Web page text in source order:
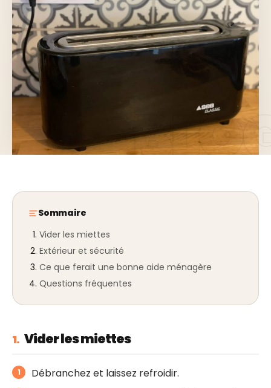
Sommaire
Vider les miettes
Extérieur et sécurité
Ce que ferait une bonne aide ménagère
Questions fréquentes
1. Vider les miettes
Débranchez et laissez refroidir.